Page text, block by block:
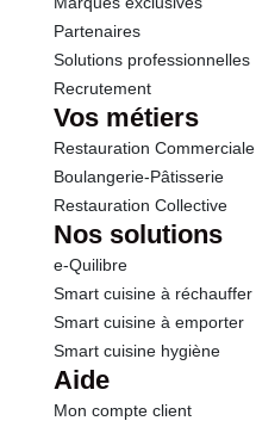
Partenaires
Solutions professionnelles
Recrutement
Vos métiers
Restauration Commerciale
Boulangerie-Pâtisserie
Restauration Collective
Nos solutions
e-Quilibre
Smart cuisine à réchauffer
Smart cuisine à emporter
Smart cuisine hygiène
Aide
Mon compte client